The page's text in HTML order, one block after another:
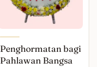
Penghormatan bagi
Pahlawan Bangsa